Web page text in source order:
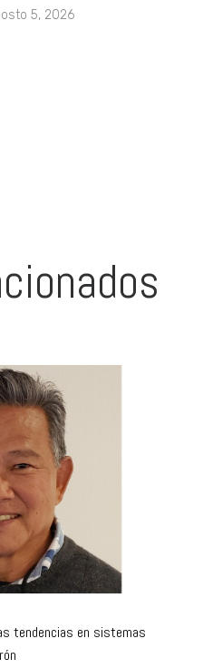
5, 2026
tendencias en sistemas